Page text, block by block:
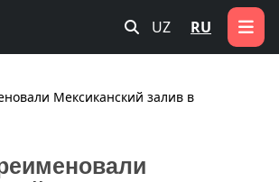
UZ RU
Мексиканский залив в